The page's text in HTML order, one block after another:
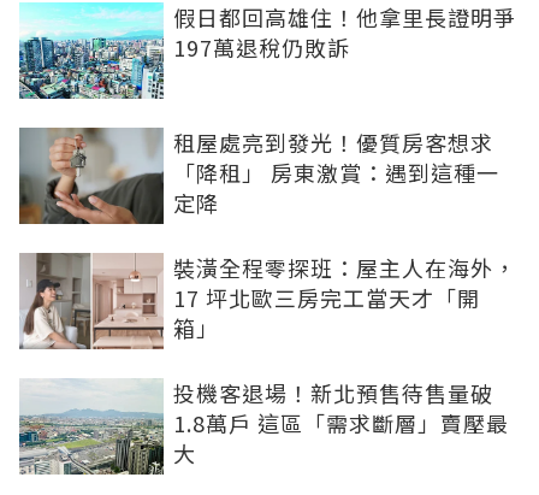
假日都回高雄住！他拿里長證明爭
197萬退稅仍敗訴
租屋處亮到發光！優質房客想求
「降租」 房東激賞：遇到這種一
定降
裝潢全程零探班：屋主人在海外，
17 坪北歐三房完工當天才「開
箱」
投機客退場！新北預售待售量破
1.8萬戶 這區「需求斷層」賣壓最
大